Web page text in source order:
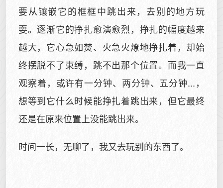
要从镶嵌它的框框中跳出来，去别的地方玩
耍。逐渐它的挣扎愈演愈烈，挣扎的幅度越来
越大，它心急如焚、火急火燎地挣扎着，却始
终摆脱不了束缚，跳不出那个位置。而我一直
观察着，或许有一分钟、两分钟、五分钟...，
想等到它什么时候能挣扎着跳出来，但它最终
还是在原来位置上没能跳出来。
时间一长，无聊了，我又去玩别的东西了。